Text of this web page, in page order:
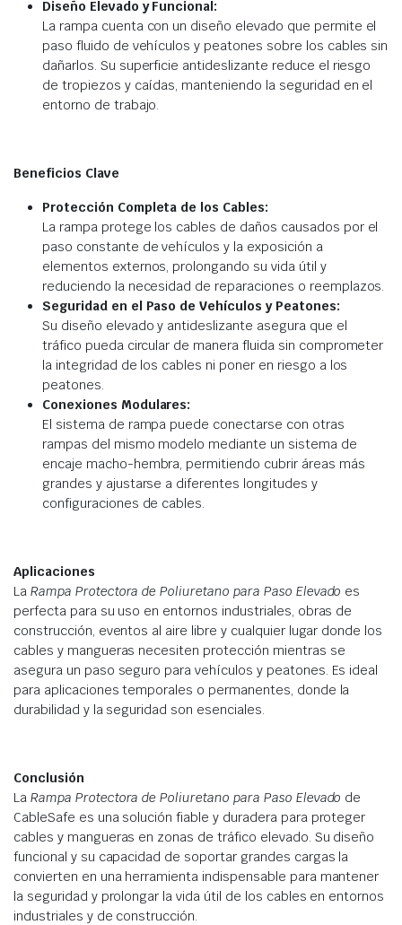
Diseño Elevado y Funcional:
La rampa cuenta con un diseño elevado que permite el
paso fluido de vehículos y peatones sobre los cables sin
dañarlos. Su superficie antideslizante reduce el riesgo
de tropiezos y caídas, manteniendo la seguridad en el
entorno de trabajo.
Beneficios Clave
Protección Completa de los Cables:
La rampa protege los cables de daños causados por el
paso constante de vehículos y la exposición a
elementos externos, prolongando su vida útil y
reduciendo la necesidad de reparaciones o reemplazos.
Seguridad en el Paso de Vehículos y Peatones:
Su diseño elevado y antideslizante asegura que el
tráfico pueda circular de manera fluida sin comprometer
la integridad de los cables ni poner en riesgo a los
peatones.
Conexiones Modulares:
El sistema de rampa puede conectarse con otras
rampas del mismo modelo mediante un sistema de
encaje macho-hembra, permitiendo cubrir áreas más
grandes y ajustarse a diferentes longitudes y
configuraciones de cables.
Aplicaciones
La Rampa Protectora de Poliuretano para Paso Elevado es
perfecta para su uso en entornos industriales, obras de
construcción, eventos al aire libre y cualquier lugar donde los
cables y mangueras necesiten protección mientras se
asegura un paso seguro para vehículos y peatones. Es ideal
para aplicaciones temporales o permanentes, donde la
durabilidad y la seguridad son esenciales.
Conclusión
La Rampa Protectora de Poliuretano para Paso Elevado de
CableSafe es una solución fiable y duradera para proteger
cables y mangueras en zonas de tráfico elevado. Su diseño
funcional y su capacidad de soportar grandes cargas la
convierten en una herramienta indispensable para mantener
la seguridad y prolongar la vida útil de los cables en entornos
industriales y de construcción.